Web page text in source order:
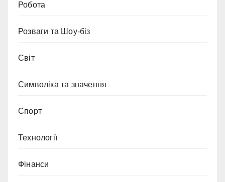
Робота
Розваги та Шоу-біз
Світ
Символіка та значення
Спорт
Технології
Фінанси